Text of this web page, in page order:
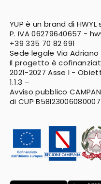
YUP è un brand di
P. IVA 06279640657 -
+39 335 70 82 691
Sede legale Via Adriano
Il progetto è cofinanziato
2021-2027 Asse I -
1.1.3 –
Avviso pubblico
di CUP B58I23006080007